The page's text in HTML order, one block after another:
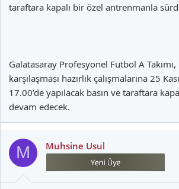
taraftara kapalı bir özel antrenmanla
Galatasaray Profesyonel Futbol A
karşılaşması hazırlık çalışmalarına 25
17.00’de yapılacak basın ve taraftara
devam edecek.
M Muhsine Usul